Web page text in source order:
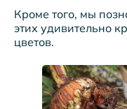
Кроме того, мы
этих удивительно
цветов.